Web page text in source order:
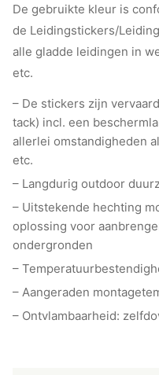
De gebruikte kleur is
de Leidingstickers/
alle gladde leidingen in
etc.
– De stickers zijn
tack) incl. een
allerlei omstandigheden
etc.
– Langdurig outdoor
– Uitstekende hechting
oplossing voor
ondergronden
–
– Aangeraden
– Ontvlambaarheid: